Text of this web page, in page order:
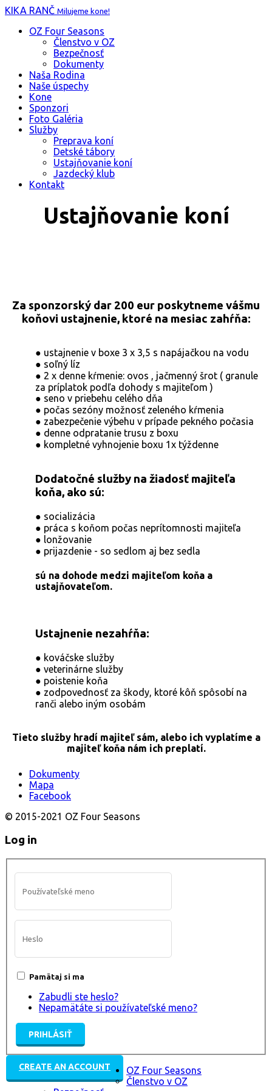
KIKA RANČ Milujeme kone!
OZ Four Seasons
Členstvo v OZ
Bezpečnosť
Dokumenty
Naša Rodina
Naše úspechy
Kone
Sponzori
Foto Galéria
Služby
Preprava koní
Detské tábory
Ustajňovanie koní
Jazdecký klub
Kontakt
Ustajňovanie koní
Za sponzorský dar 200 eur poskytneme vášmu
koňovi ustajnenie, ktoré na mesiac zahŕňa:
● ustajnenie v boxe 3 x 3,5 s napájačkou na vodu
● soľný líz
● 2 x denne kŕmenie: ovos , jačmenný šrot ( granule
za príplatok podľa dohody s majiteľom )
● seno v priebehu celého dňa
● počas sezóny možnosť zeleného kŕmenia
● zabezpečenie výbehu v prípade pekného počasia
● denne odpratanie trusu z boxu
● kompletné vyhnojenie boxu 1x týždenne
Dodatočné služby na žiadosť majiteľa
koňa, ako sú:
● socializácia
● práca s koňom počas neprítomnosti majiteľa
● lonžovanie
● prijazdenie - so sedlom aj bez sedla
sú na dohode medzi majiteľom koňa a
ustajňovateľom.
Ustajnenie nezahŕňa:
● kováčske služby
● veterinárne služby
● poistenie koňa
● zodpovednosť za škody, ktoré kôň spôsobí na
ranči alebo iným osobám
Tieto služby hradí majiteľ sám, alebo ich vyplatíme a
majiteľ koňa nám ich preplatí.
Dokumenty
Mapa
Facebook
© 2015-2021 OZ Four Seasons
Log in
Pamätaj si ma
Zabudli ste heslo?
Nepamätáte si používateľské meno?
CREATE AN ACCOUNT
OZ Four Seasons
Členstvo v OZ